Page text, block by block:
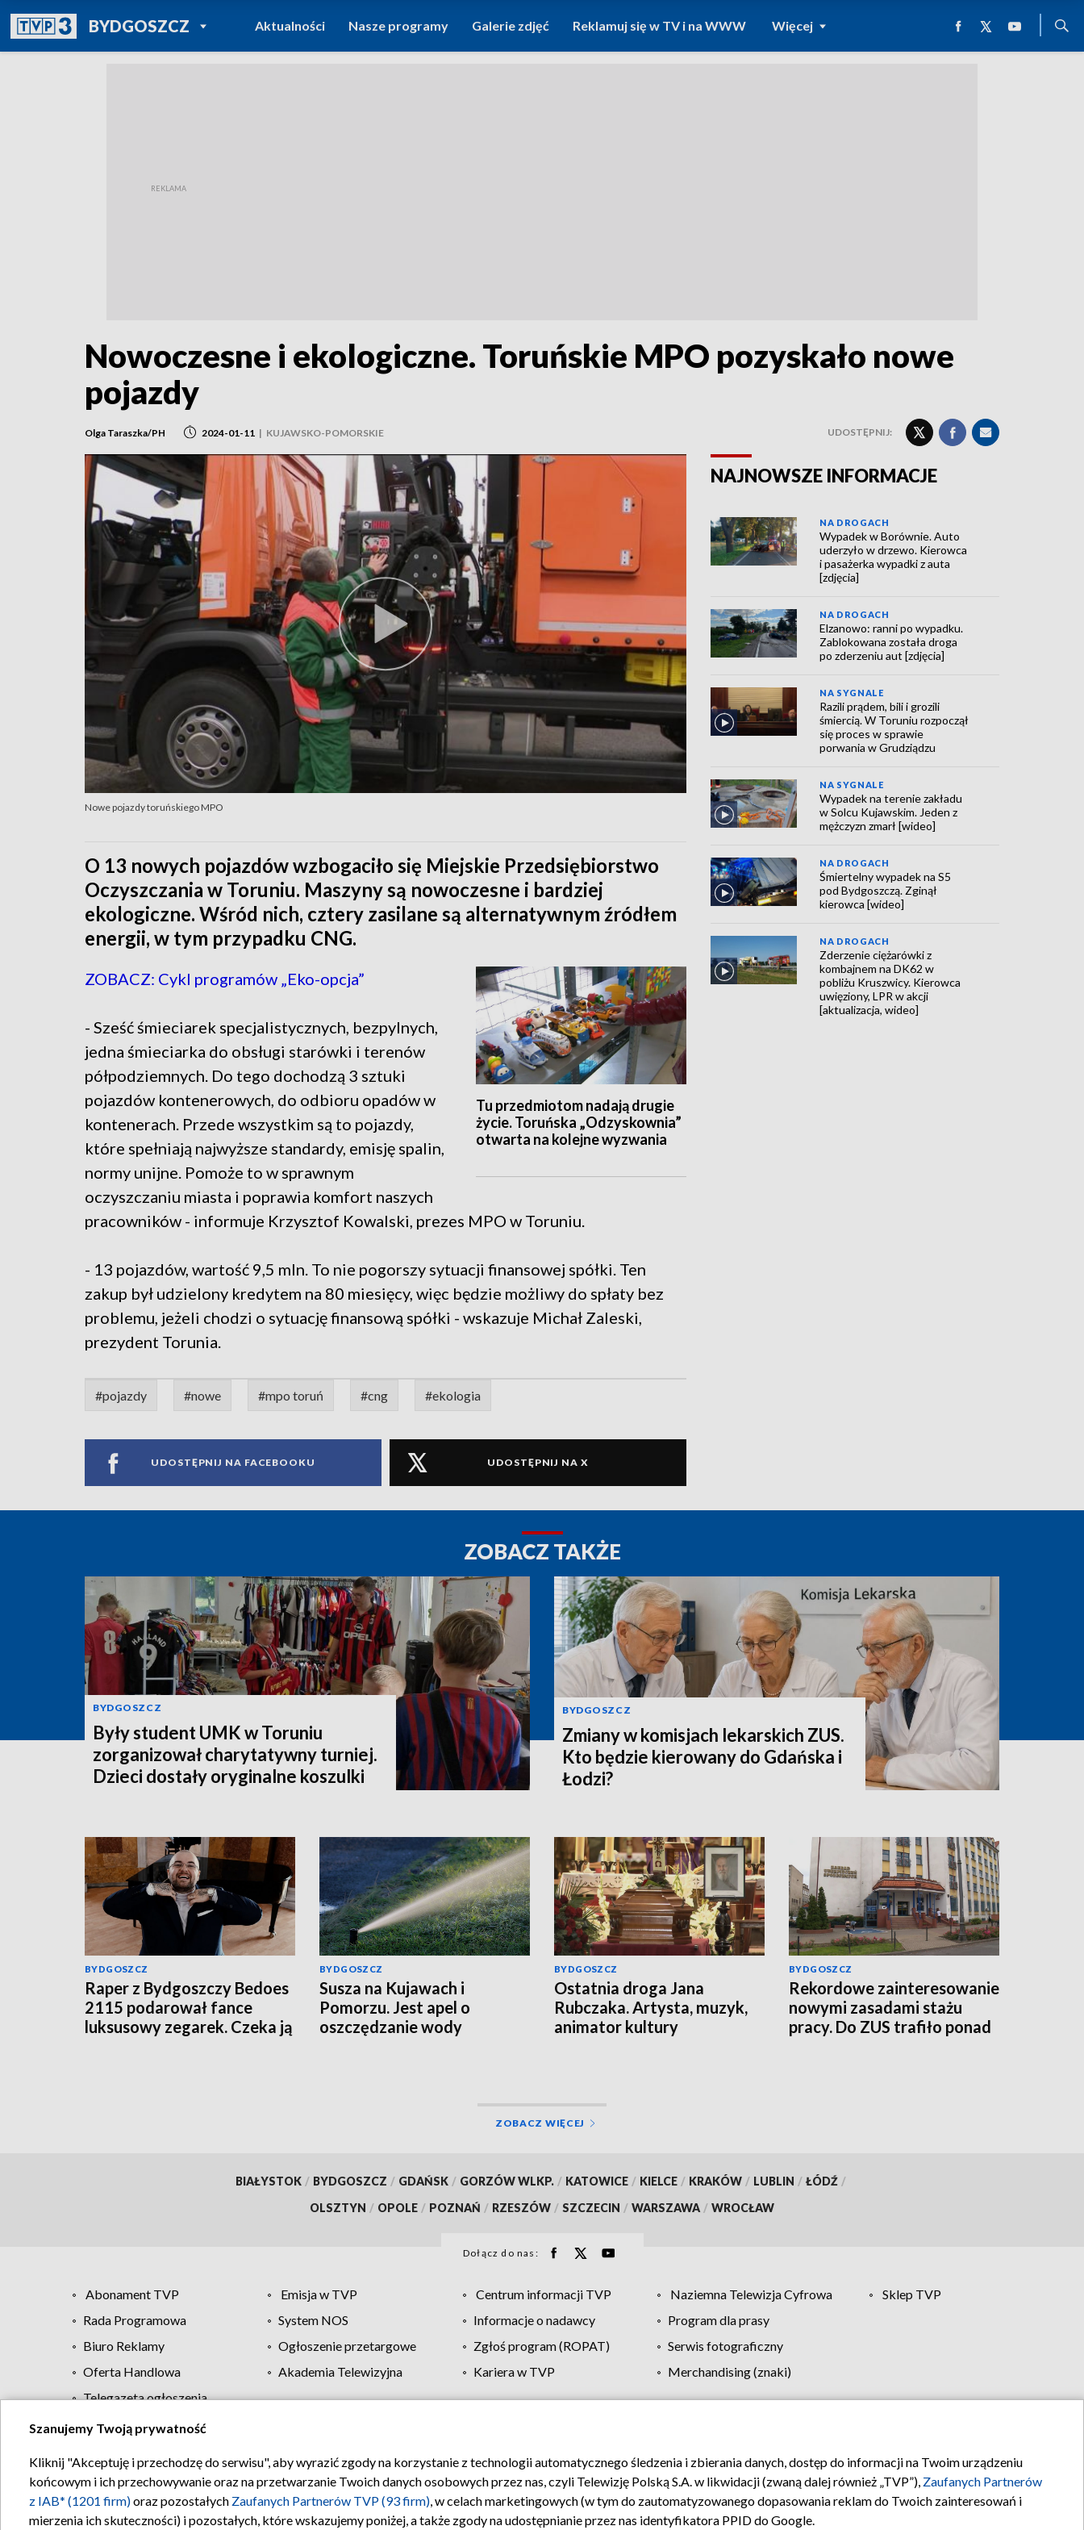
BYDGOSZCZPOWRÓT DO
TVP REGIONY
Aktualności Nasze programy Galerie zdjęć Reklamuj się w TV i na WWW Więcej
Nowoczesne i ekologiczne. Toruńskie MPO pozyskało nowe
pojazdy
Olga Taraszka/PH 2024-01-11 | KUJAWSKO-POMORSKIE UDOSTĘPNIJ:
Nowe pojazdy toruńskiego MPO
O 13 nowych pojazdów wzbogaciło się Miejskie Przedsiębiorstwo
Oczyszczania w Toruniu. Maszyny są nowoczesne i bardziej
ekologiczne. Wśród nich, cztery zasilane są alternatywnym źródłem
energii, w tym przypadku CNG.
Tu przedmiotom nadają drugie
życie. Toruńska „Odzyskownia”
otwarta na kolejne wyzwania
ZOBACZ: Cykl programów „Eko-opcja”
- Sześć śmieciarek specjalistycznych, bezpylnych,
jedna śmieciarka do obsługi starówki i terenów
półpodziemnych. Do tego dochodzą 3 sztuki
pojazdów kontenerowych, do odbioru opadów w
kontenerach. Przede wszystkim są to pojazdy,
które spełniają najwyższe standardy, emisję spalin,
normy unijne. Pomoże to w sprawnym
oczyszczaniu miasta i poprawia komfort naszych
pracowników - informuje Krzysztof Kowalski, prezes MPO w Toruniu.
- 13 pojazdów, wartość 9,5 mln. To nie pogorszy sytuacji finansowej spółki. Ten
zakup był udzielony kredytem na 80 miesięcy, więc będzie możliwy do spłaty bez
problemu, jeżeli chodzi o sytuację finansową spółki - wskazuje Michał Zaleski,
prezydent Torunia.
#pojazdy #nowe #mpo toruń #cng #ekologia
UDOSTĘPNIJ NA FACEBOOKU UDOSTĘPNIJ NA X
NAJNOWSZE INFORMACJE
NA DROGACH
Wypadek w Borównie. Auto
uderzyło w drzewo. Kierowca
i pasażerka wypadki z auta
[zdjęcia]
NA DROGACH
Elzanowo: ranni po wypadku.
Zablokowana została droga
po zderzeniu aut [zdjęcia]
NA SYGNALE
Razili prądem, bili i grozili
śmiercią. W Toruniu rozpoczął
się proces w sprawie
porwania w Grudziądzu
NA SYGNALE
Wypadek na terenie zakładu
w Solcu Kujawskim. Jeden z
mężczyzn zmarł [wideo]
NA DROGACH
Śmiertelny wypadek na S5
pod Bydgoszczą. Zginął
kierowca [wideo]
NA DROGACH
Zderzenie ciężarówki z
kombajnem na DK62 w
pobliżu Kruszwicy. Kierowca
uwięziony, LPR w akcji
[aktualizacja, wideo]
ZOBACZ TAKŻE
BYDGOSZCZ
Były student UMK w Toruniu
zorganizował charytatywny turniej.
Dzieci dostały oryginalne koszulki
BYDGOSZCZ
Zmiany w komisjach lekarskich ZUS.
Kto będzie kierowany do Gdańska i
Łodzi?
BYDGOSZCZ
Raper z Bydgoszczy Bedoes
2115 podarował fance
luksusowy zegarek. Czeka ją
BYDGOSZCZ
Susza na Kujawach i
Pomorzu. Jest apel o
oszczędzanie wody
BYDGOSZCZ
Ostatnia droga Jana
Rubczaka. Artysta, muzyk,
animator kultury
BYDGOSZCZ
Rekordowe zainteresowanie
nowymi zasadami stażu
pracy. Do ZUS trafiło ponad
ZOBACZ WIĘCEJ
BIAŁYSTOK / BYDGOSZCZ / GDAŃSK / GORZÓW WLKP. / KATOWICE / KIELCE / KRAKÓW / LUBLIN / ŁÓDŹ /
OLSZTYN / OPOLE / POZNAŃ / RZESZÓW / SZCZECIN / WARSZAWA / WROCŁAW
Dołącz do nas:
Abonament TVP Emisja w TVP Centrum informacji TVP Naziemna Telewizja Cyfrowa
Sklep TVP
Rada Programowa
System NOS Informacje o nadawcy
Program dla prasy
Biuro Reklamy
Ogłoszenie przetargowe Zgłoś program (ROPAT)
Serwis fotograficzny
Oferta Handlowa
Akademia Telewizyjna Kariera w TVP
Merchandising (znaki)
Telegazeta ogłoszenia
Regulamin TVP Polityka prywatności Moje zgody Pomoc Biuro reklamy Kontakt
Szanujemy Twoją prywatność
Kliknij "Akceptuję i przechodzę do serwisu", aby wyrazić zgody na korzystanie z technologii automatycznego śledzenia i zbierania danych, dostęp do informacji na Twoim urządzeniu
końcowym i ich przechowywanie oraz na przetwarzanie Twoich danych osobowych przez nas, czyli Telewizję Polską S.A. w likwidacji (zwaną dalej również „TVP”), Zaufanych Partnerów
z IAB* (1201 firm)oraz pozostałych Zaufanych Partnerów TVP (93 firm), w celach marketingowych (w tym do zautomatyzowanego dopasowania reklam do Twoich zainteresowań i
mierzenia ich skuteczności) i pozostałych, które wskazujemy poniżej, a także zgody na udostępnianie przez nas identyfikatora PPID do Google.